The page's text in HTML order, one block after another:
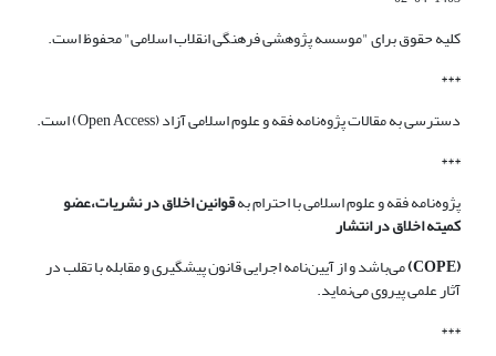
کلیه حقوق برای "موسسه پژوهشی فرهنگی انقلاب اسلامی" محفوظ است.
***
دسترسی به مقالات پژوه‌نامه فقه و علوم اسلامی آزاد (Open Access) است.
***
پژوه‌نامه فقه و علوم اسلامی با احترام بهقوانین اخلاق در نشریات،عضو
کمیته اخلاق در انتشار
(COPE)
می‌باشد و از آیین‌نامه اجرایی قانون پیشگیری و مقابله با تقلب در
آثار علمی پیروی می‌نماید.
***